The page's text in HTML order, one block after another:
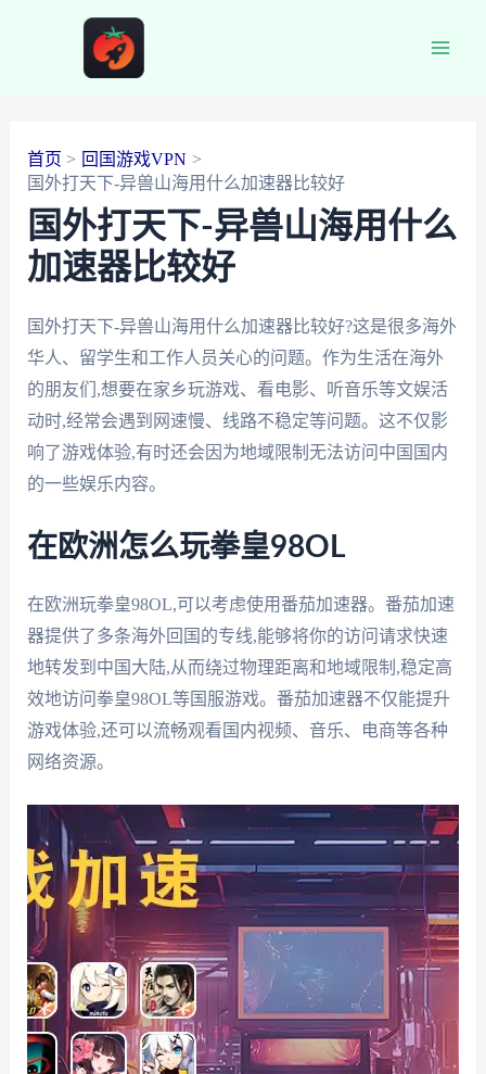
首页
回国游戏VPN
国外打天下-异兽山海用什么加速器比较好
国外打天下-异兽山海用什么
加速器比较好
国外打天下-异兽山海用什么加速器比较好?这是很多海外
华人、留学生和工作人员关心的问题。作为生活在海外
的朋友们,想要在家乡玩游戏、看电影、听音乐等文娱活
动时,经常会遇到网速慢、线路不稳定等问题。这不仅影
响了游戏体验,有时还会因为地域限制无法访问中国国内
的一些娱乐内容。
在欧洲怎么玩拳皇98OL
在欧洲玩拳皇98OL,可以考虑使用番茄加速器。番茄加速
器提供了多条海外回国的专线,能够将你的访问请求快速
地转发到中国大陆,从而绕过物理距离和地域限制,稳定高
效地访问拳皇98OL等国服游戏。番茄加速器不仅能提升
游戏体验,还可以流畅观看国内视频、音乐、电商等各种
网络资源。